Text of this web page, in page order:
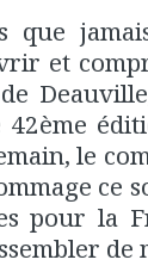
que
et
le
ce
pour la
de